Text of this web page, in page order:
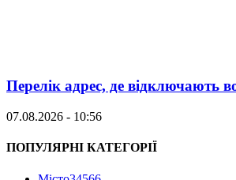
Перелік адрес, де відключають
07.08.2026 - 10:56
ПОПУЛЯРНІ КАТЕГОРІЇ